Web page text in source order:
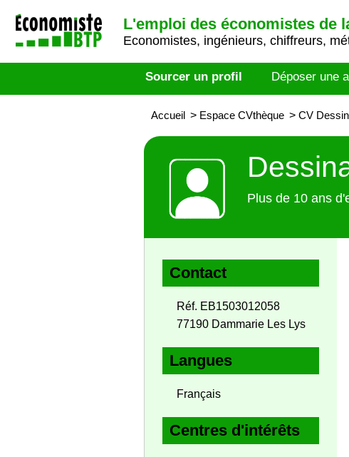
L'emploi des économistes de
Economistes, ingénieurs, chiffreurs,
Sourcer un profil Déposer une
Accueil > Espace CVthèque > CV
Plus de 10 ans
Contact
Réf. EB1503012058
77190 Dammarie Les Lys
Langues
Français
Centres d'intérêts